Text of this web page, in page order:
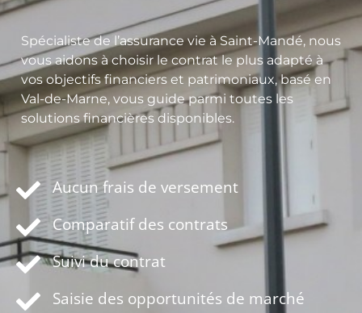
Spécialiste de l’assurance vie à Saint-Mandé, nous
vous aidons à choisir le contrat le plus adapté à
vos objectifs financiers et patrimoniaux, basé en
Val-de-Marne, vous guide parmi toutes les
solutions financières disponibles.
Aucun frais de versement
Comparatif des contrats
Suivi du contrat
Saisie des opportunités de marché